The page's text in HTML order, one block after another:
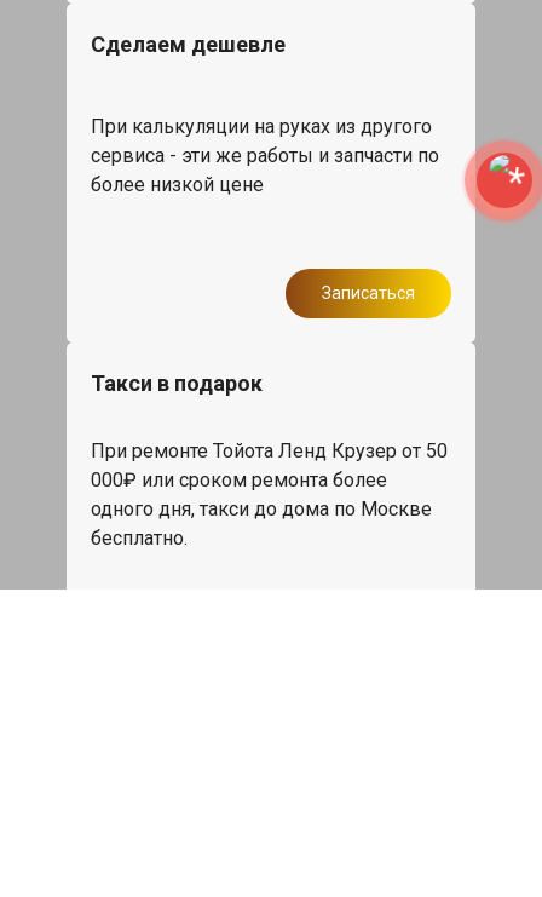
Сделаем дешевле
При калькуляции на руках из другого
сервиса - эти же работы и запчасти по
более низкой цене
Записаться
Такси в подарок
При ремонте Тойота Ленд Крузер от 50
000₽ или сроком ремонта более
одного дня, такси до дома по Москве
бесплатно.